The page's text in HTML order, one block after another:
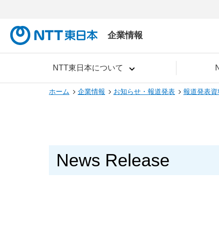
企業情報
NTT東日本について
ホーム 企業情報 お知らせ・報道発表 報道発表資
News Release